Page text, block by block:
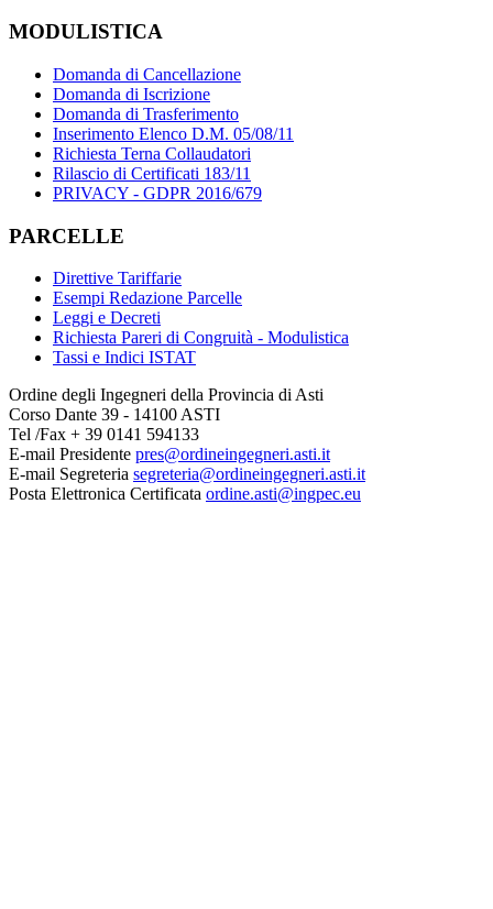
MODULISTICA
Domanda di Cancellazione
Domanda di Iscrizione
Domanda di Trasferimento
Inserimento Elenco D.M. 05/08/11
Richiesta Terna Collaudatori
Rilascio di Certificati 183/11
PRIVACY - GDPR 2016/679
PARCELLE
Direttive Tariffarie
Esempi Redazione Parcelle
Leggi e Decreti
Richiesta Pareri di Congruità - Modulistica
Tassi e Indici ISTAT
Ordine degli Ingegneri della Provincia di Asti
Corso Dante 39 - 14100 ASTI
Tel /Fax + 39 0141 594133
E-mail Presidente pres@ordineingegneri.asti.it
E-mail Segreteria segreteria@ordineingegneri.asti.it
Posta Elettronica Certificata ordine.asti@ingpec.eu